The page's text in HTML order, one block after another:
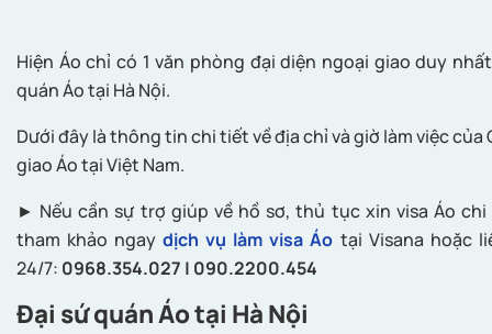
Hiện Áo chỉ có 1 văn phòng đại diện ngoại giao duy
quán Áo tại Hà Nội.
Dưới đây là thông tin chi tiết về địa chỉ và giờ làm việc của
giao Áo tại Việt Nam.
► Nếu cần sự trợ giúp về hồ sơ, thủ tục xin visa Áo
tham khảo ngaydịch vụ làm visa Áo tại Visana hoặc
24/7: 0968.354.027 | 090.2200.454
Đại sứ quán Áo tại Hà Nội